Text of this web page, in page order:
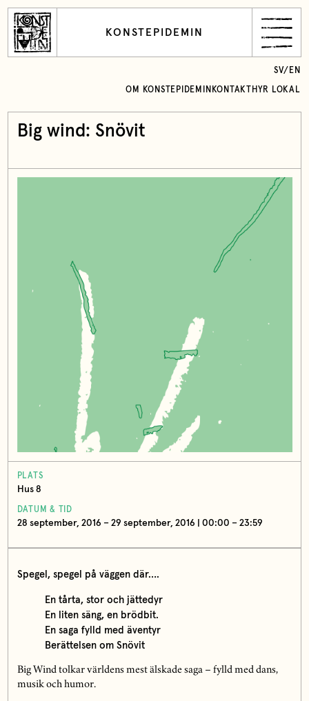
KONSTEPIDEMIN
OM KONSTEPIDEMIN KONTAKT HYR LOKAL
SV/ EN
Big wind: Snövit
PLATS
Hus 8
DATUM & TID
28 september, 2016 – 29 september, 2016 | 00:00 – 23:59
Spegel, spegel på väggen där….
En tårta, stor och jättedyr
En liten säng, en brödbit.
En saga fylld med äventyr
Berättelsen om Snövit
Big Wind tolkar världens mest älskade saga – fylld med dans,
musik och humor.